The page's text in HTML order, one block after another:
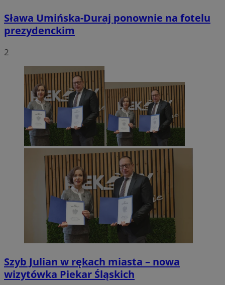
Sława Umińska-Duraj ponownie na fotelu
prezydenckim
2
Szyb Julian w rękach miasta – nowa
wizytówka Piekar Śląskich